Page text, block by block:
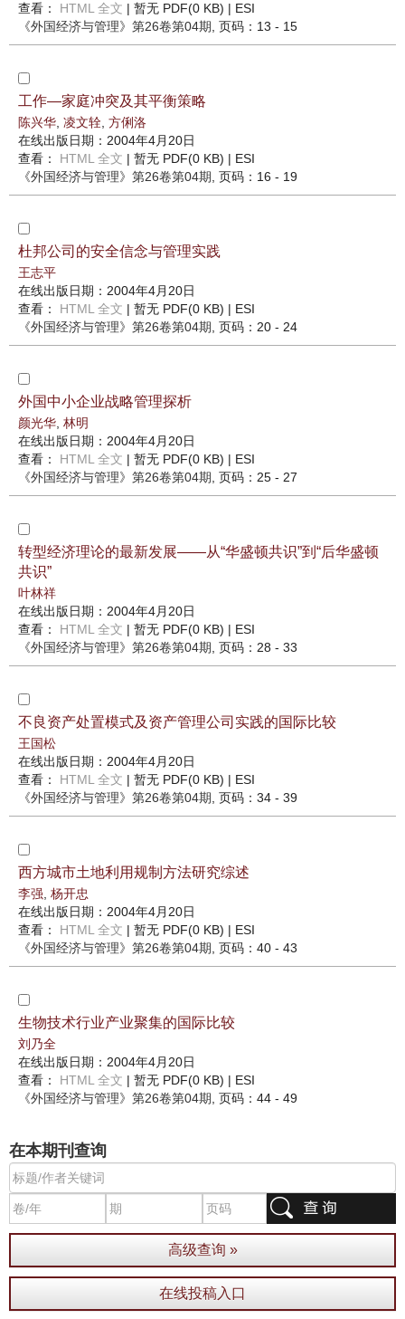
查看： HTML 全文 | 暂无 PDF(0 KB) | ESI
《外国经济与管理》 第26卷第04期 , 页码：13 - 15
工作—家庭冲突及其平衡策略
陈兴华 凌文辁 方俐洛
在线出版日期：2004年4月20日
查看： HTML 全文 | 暂无 PDF(0 KB) | ESI
《外国经济与管理》 第26卷第04期 , 页码：16 - 19
杜邦公司的安全信念与管理实践
王志平
在线出版日期：2004年4月20日
查看： HTML 全文 | 暂无 PDF(0 KB) | ESI
《外国经济与管理》 第26卷第04期 , 页码：20 - 24
外国中小企业战略管理探析
颜光华 林明
在线出版日期：2004年4月20日
查看： HTML 全文 | 暂无 PDF(0 KB) | ESI
《外国经济与管理》 第26卷第04期 , 页码：25 - 27
转型经济理论的最新发展——从“华盛顿共识”到“后华盛顿
共识”
叶林祥
在线出版日期：2004年4月20日
查看： HTML 全文 | 暂无 PDF(0 KB) | ESI
《外国经济与管理》 第26卷第04期 , 页码：28 - 33
不良资产处置模式及资产管理公司实践的国际比较
王国松
在线出版日期：2004年4月20日
查看： HTML 全文 | 暂无 PDF(0 KB) | ESI
《外国经济与管理》 第26卷第04期 , 页码：34 - 39
西方城市土地利用规制方法研究综述
李强 杨开忠
在线出版日期：2004年4月20日
查看： HTML 全文 | 暂无 PDF(0 KB) | ESI
《外国经济与管理》 第26卷第04期 , 页码：40 - 43
生物技术行业产业聚集的国际比较
刘乃全
在线出版日期：2004年4月20日
查看： HTML 全文 | 暂无 PDF(0 KB) | ESI
《外国经济与管理》 第26卷第04期 , 页码：44 - 49
在本期刊查询
高级查询 »
在线投稿入口